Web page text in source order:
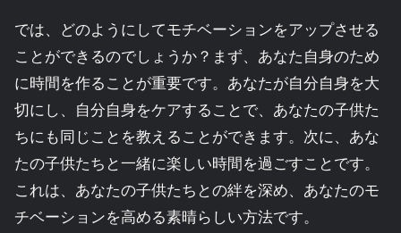
では、どのようにしてモチベーションをアップさせる
ことができるのでしょうか？まず、あなた自身のため
に時間を作ることが重要です。あなたが自分自身を大
切にし、自分自身をケアすることで、あなたの子供た
ちにも同じことを教えることができます。次に、あな
たの子供たちと一緒に楽しい時間を過ごすことです。
これは、あなたの子供たちとの絆を深め、あなたのモ
チベーションを高める素晴らしい方法です。